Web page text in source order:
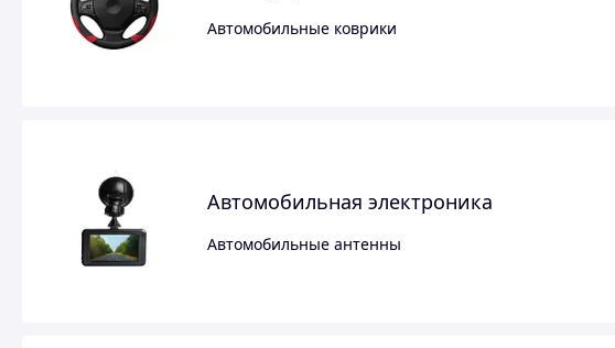
Автомобильные коврики
Автомобильная электроника
Автомобильные антенны